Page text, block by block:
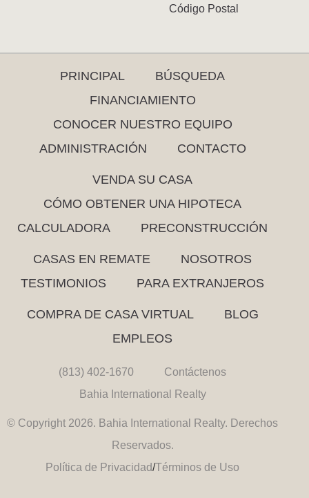
Código Postal
PRINCIPAL
BÚSQUEDA
FINANCIAMIENTO
CONOCER NUESTRO EQUIPO
ADMINISTRACIÓN
CONTACTO
VENDA SU CASA
CÓMO OBTENER UNA HIPOTECA
CALCULADORA
PRECONSTRUCCIÓN
CASAS EN REMATE
NOSOTROS
TESTIMONIOS
PARA EXTRANJEROS
COMPRA DE CASA VIRTUAL
BLOG
EMPLEOS
(813) 402-1670
Contáctenos
Bahia International Realty
© Copyright 2026. Bahia International Realty. Derechos
Reservados.
Política de Privacidad/Términos de Uso